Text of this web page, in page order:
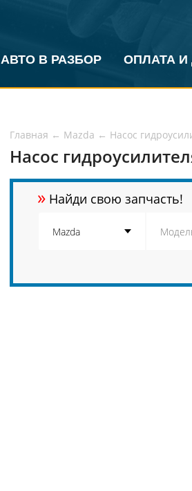
АВТО В РАЗБОР
ОПЛАТА И
Главная ← Mazda ← Насос
Насос
» Найди свою запчасть!